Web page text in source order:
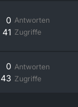
Antworten
0
Zugriffe
41
Antworten
0
Zugriffe
43